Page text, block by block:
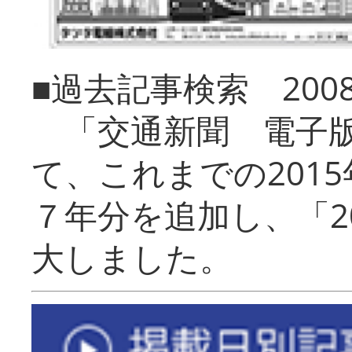
■過去記事検索
「交通新聞 電子
て、これまでの
７年分を追加し、「
大しまし